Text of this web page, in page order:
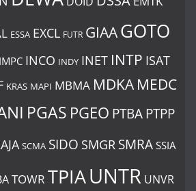
ESSA EXCL FUTR GIAAGOTO
IMPC INCO INDY INET INTP ISAT
KRAS MAPI MBMA MDKA MEDC
PGAS PGEO PTBAPTPP
SCMA SIDO SMGR SMRA SSIA
TOWR TPIAUNTR UNVR